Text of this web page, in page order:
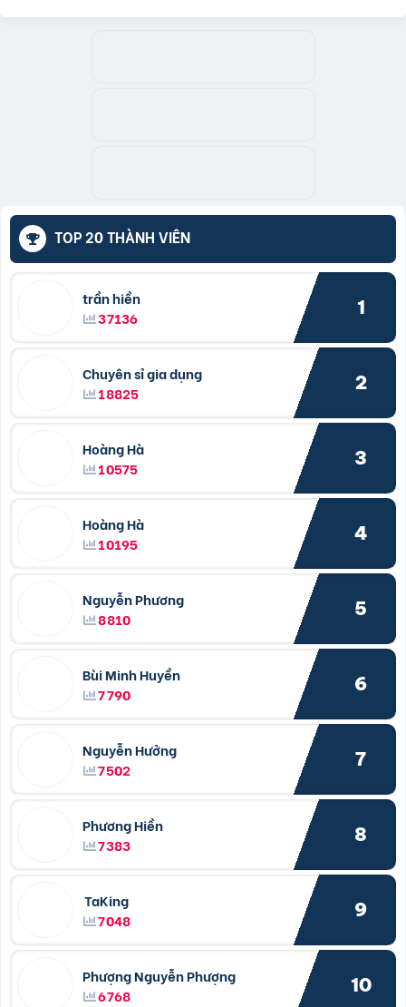
TOP 20 THÀNH VIÊN
trần hiền
37136
1
Chuyên sỉ gia dụng
18825
2
Hoàng Hà
10575
3
Hoàng Hà
10195
4
Nguyễn Phương
8810
5
Bùi Minh Huyền
7790
6
Nguyễn Hưởng
7502
7
Phương Hiền
7383
8
TaKing
7048
9
Phượng Nguyễn Phượng
6768
10